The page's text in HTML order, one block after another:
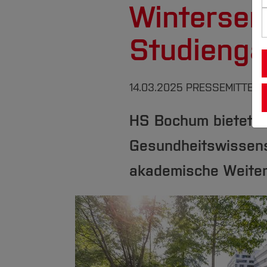
14.03.2025
HS Bochum bietet
akademische